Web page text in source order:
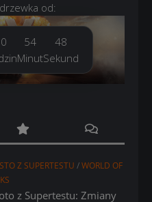
od:
54
Minut
50
Sekund
Z SUPERTESTU /WORLD OF
z Supertestu: Zmiany